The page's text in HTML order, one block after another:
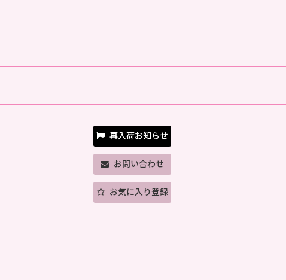
再入荷お知らせ
お問い合わせ
お気に入り登録